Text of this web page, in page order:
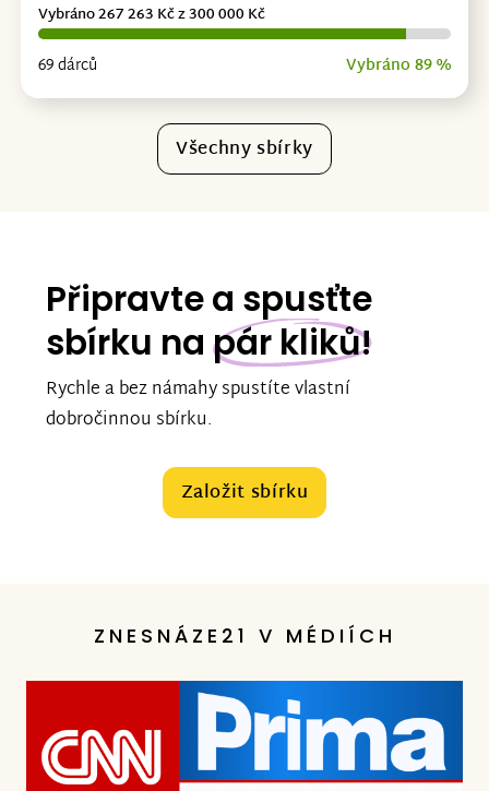
69 dárců Vybráno 89 %
Vybráno 267 263 Kč z 300 000 Kč
Všechny sbírky
Připravte a spusťte
sbírku na pár kliků!
Rychle a bez námahy spustíte vlastní
dobročinnou sbírku.
Založit sbírku
ZNESNÁZE21 V MÉDIÍCH